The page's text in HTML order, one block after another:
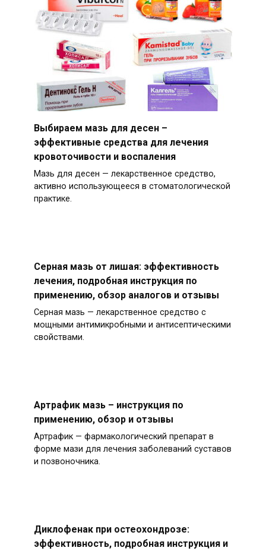
Выбираем мазь для десен –
эффективные средства для лечения
кровоточивости и воспаления
Мазь для десен — лекарственное средство,
активно использующееся в стоматологической
практике.
Серная мазь от лишая: эффективность
лечения, подробная инструкция по
применению, обзор аналогов и отзывы
Серная мазь — лекарственное средство с
мощными антимикробными и антисептическими
свойствами.
Артрафик мазь – инструкция по
применению, обзор и отзывы
Артрафик — фармакологический препарат в
форме мази для лечения заболеваний суставов
и позвоночника.
Диклофенак при остеохондрозе:
эффективность, подробная инструкция и